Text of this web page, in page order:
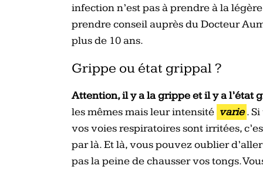
infection n’est pas à prendre à la
prendre conseil auprès du Docteur
plus de 10 ans.
Grippe ou état grippal ?
Attention, il y a la grippe et il y a l’état
les mêmes mais leur intensité varie .
vos voies respiratoires sont irritées,
par là. Et là, vous pouvez oublier
pas la peine de chausser vos tongs.